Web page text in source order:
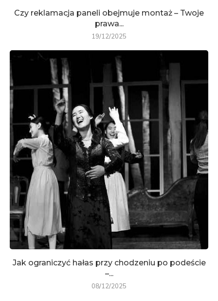
Czy reklamacja paneli obejmuje montaż – Twoje
prawa...
19/12/2025
Jak ograniczyć hałas przy chodzeniu po podeście
–...
08/12/2025